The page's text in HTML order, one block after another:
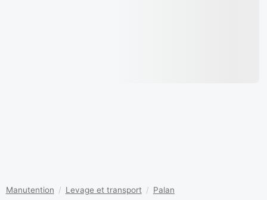
Manutention / Levage et transport / Palan